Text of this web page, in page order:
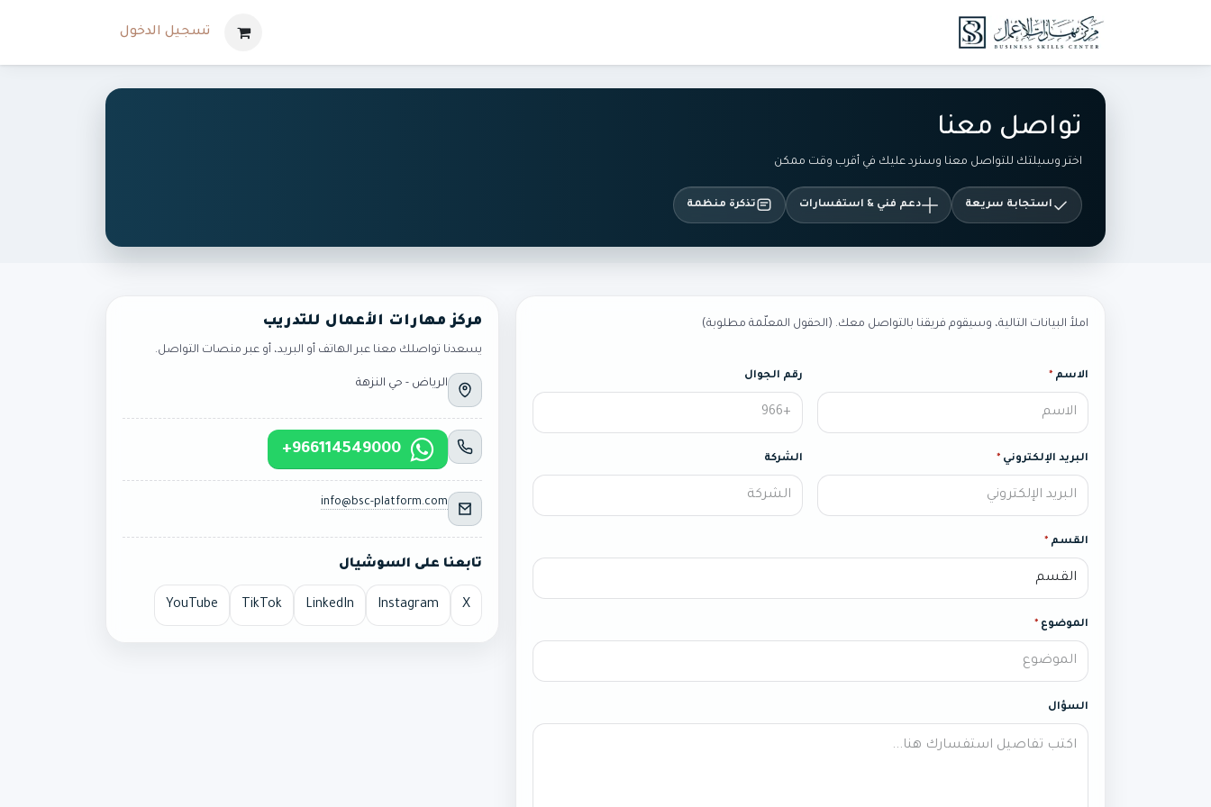
تسجيل الدخول
تواصل معنا
اختر وسيلتك للتواصل معنا وسنرد عليك في أقرب وقت ممكن
استجابة سريعة دعم فني & استفسارات تذكرة منظمة
املأ البيانات التالية، وسيقوم فريقنا بالتواصل معك. (الحقول المعلّمة مطلوبة)
الاسم * رقم الجوال
البريد الإلكتروني * الشركة
القسم *
الموضوع *
السؤال
مركز مهارات الأعمال للتدريب
يسعدنا تواصلك معنا عبر الهاتف أو البريد، أو عبر منصات التواصل.
الرياض - حي النزهة
+966114549000
info@bsc-platform.com
تابعنا على السوشيال
X
Instagram
LinkedIn
TikTok
YouTube